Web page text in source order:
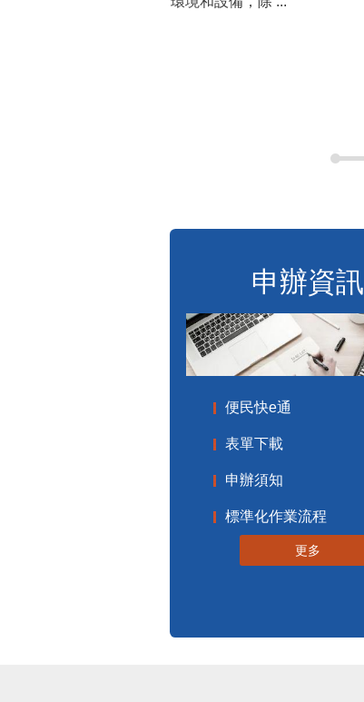
申辦資訊
便民快e通
表單下載
申辦須知
標準化作業流程
更多